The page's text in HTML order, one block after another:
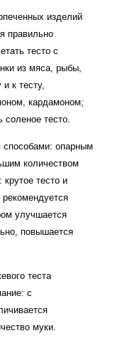
изделий
правильно
тесто с
из мяса, рыбы,
к тесту,
кардамоном;
соленое тесто.
опарным
количеством
тесто и
улучшается
повышается
теста
с
муки.